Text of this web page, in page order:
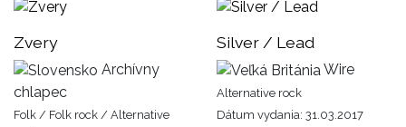
Zvery
Archívny
chlapec
Folk / Folk rock / Alternative
Silver / Lead
Wire
Alternative rock
Dátum vydania: 31.03.2017